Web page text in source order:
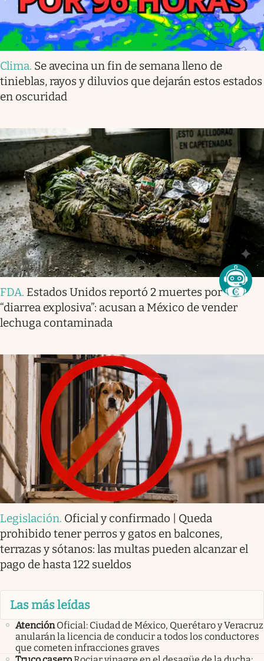
Clima. Se avecina un fin de semana lleno de
tinieblas, rayos y diluvios que dejarán estos estados
en oscuridad
FDA. Estados Unidos reportó 2 muertes por
“diarrea explosiva”: acusan a México de vender
lechuga contaminada
Legislación. Oficial y confirmado | Queda
prohibido tener perros y gatos en balcones,
terrazas y sótanos: las multas pueden alcanzar el
pago de hasta 122 sueldos
Las más leídas
Atención Oficial: Ciudad de México, Querétaro y Veracruz
anularán la licencia de conducir a todos los conductores
que cometen infracciones graves